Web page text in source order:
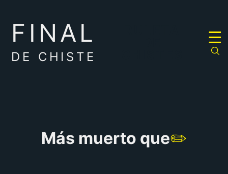
FINAL
DE CHISTE
☰
Más muerto que✏️